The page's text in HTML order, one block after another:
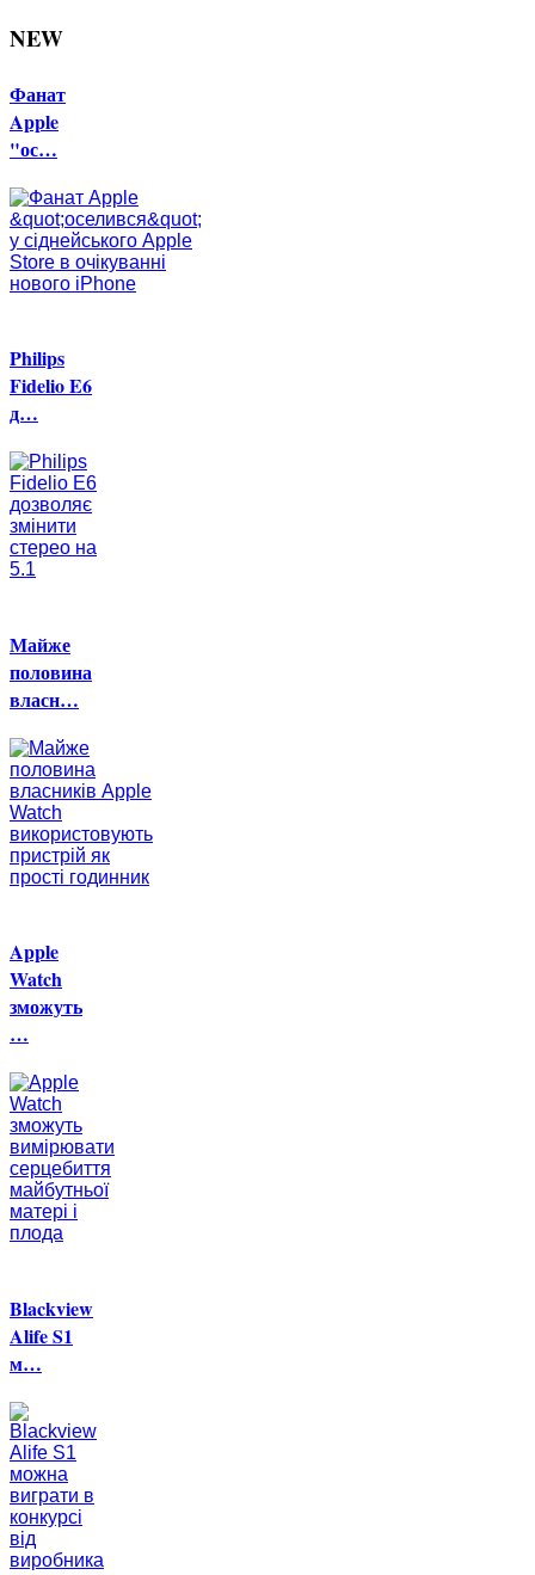
NEW
Фанат
Apple
"ос…
Philips
Fidelio E6
д…
Майже
половина
власн…
Apple
Watch
зможуть
…
Blackview
Alife S1
м…